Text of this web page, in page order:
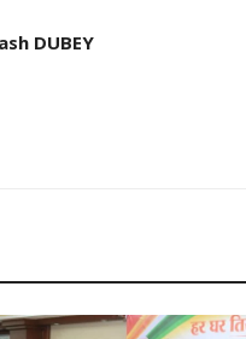
DUBEY